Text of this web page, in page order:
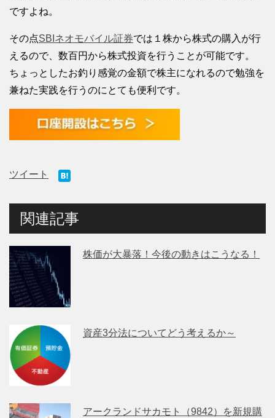
ですよね。
その点SBIネオモバイル証券では１株から株式の購入が行
えるので、数百円から株式投資を行うことが可能です。
ちょっとしたお釣り感覚の金額で株主になれるので勉強を
兼ねた実践を行うのにとても便利です。
ツイート
関連記事
株価が大暴落！今後の動きはこうなる！
資産3分法についてどう考えるか～
アークランドサカモト（9842）を新規購